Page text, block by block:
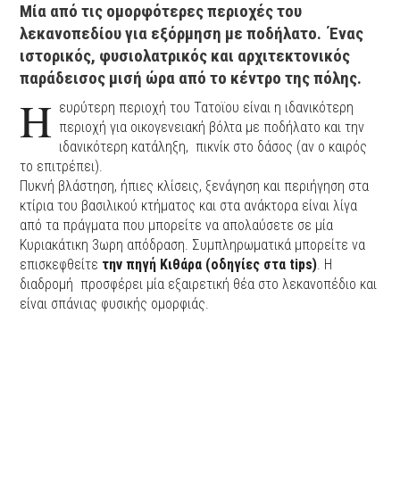
Μία από τις ομορφότερες περιοχές του
λεκανοπεδίου για εξόρμηση με ποδήλατο. Ένας
ιστορικός, φυσιολατρικός και αρχιτεκτονικός
παράδεισος μισή ώρα από το κέντρο της πόλης.
Η ευρύτερη περιοχή του Τατοϊου είναι η ιδανικότερη
περιοχή για οικογενειακή βόλτα με ποδήλατο και την
ιδανικότερη κατάληξη, πικνίκ στο δάσος (αν ο καιρός
το επιτρέπει).
Πυκνή βλάστηση, ήπιες κλίσεις, ξενάγηση και περιήγηση στα
κτίρια του βασιλικού κτήματος και στα ανάκτορα είναι λίγα
από τα πράγματα που μπορείτε να απολαύσετε σε μία
Κυριακάτικη 3ωρη απόδραση. Συμπληρωματικά μπορείτε να
επισκεφθείτε την πηγή Κιθάρα (οδηγίες στα tips). Η
διαδρομή προσφέρει μία εξαιρετική θέα στο λεκανοπέδιο και
είναι σπάνιας φυσικής ομορφιάς.